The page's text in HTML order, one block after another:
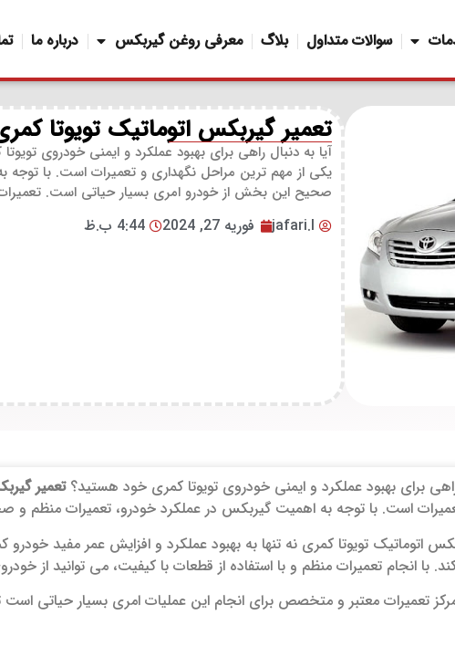
سوالات متداول بلاگ معرفی روغن گیربکس درباره ما
تعمیر گیربکس اتوماتیک تویوتا
آیا به دنبال راهی برای بهبود عملکرد و ایمنی خودروی
یکی از مهم ترین مراحل نگهداری و تعمیرات است. با
صحیح این بخش از خودرو امری بسیار حیاتی است. تعمیرات
jafari.l فوریه 27, 2024 4:44 ب.ظ
راهی برای بهبود عملکرد و ایمنی خودروی تویوتا کمری خود هستید؟تعمیر
است. با توجه به اهمیت گیربکس در عملکرد خودرو، تعمیرات منظم
اتوماتیک تویوتا کمری نه تنها به بهبود عملکرد و افزایش عمر مفید خودرو
با انجام تعمیرات منظم و با استفاده از قطعات با کیفیت، می‌ توانید از
تعمیرات معتبر و متخصص برای انجام این عملیات امری بسیار حیاتی است